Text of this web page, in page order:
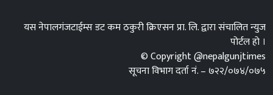
यस नेपालगंजटाईम्स डट कम ठकुरी क्रिएसन प्रा. लि. द्वारा संचालित न्युज
पोर्टल हो ।
© Copyright @nepalgunjtimes
सूचना विभाग दर्ता नं. – ७२२/०७४/०७५